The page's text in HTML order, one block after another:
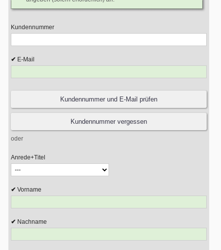
Kundennummer
E-Mail
oder
Anrede+Titel
Vorname
Nachname